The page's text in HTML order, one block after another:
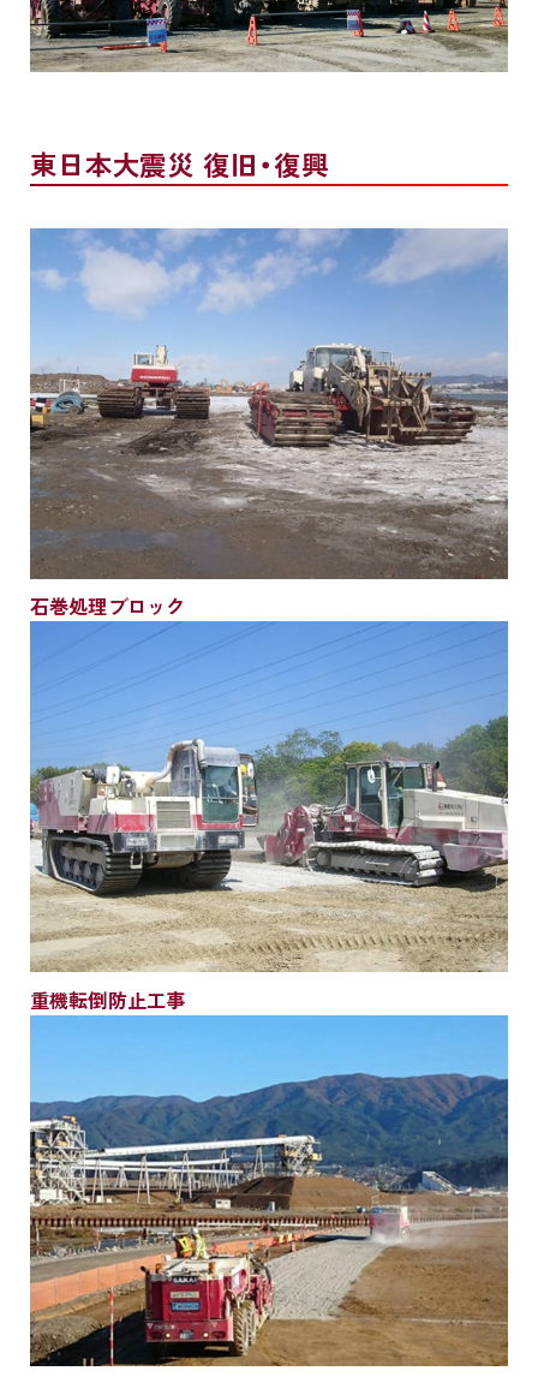
東日本大震災 復旧・復興
石巻処理ブロック
重機転倒防止工事